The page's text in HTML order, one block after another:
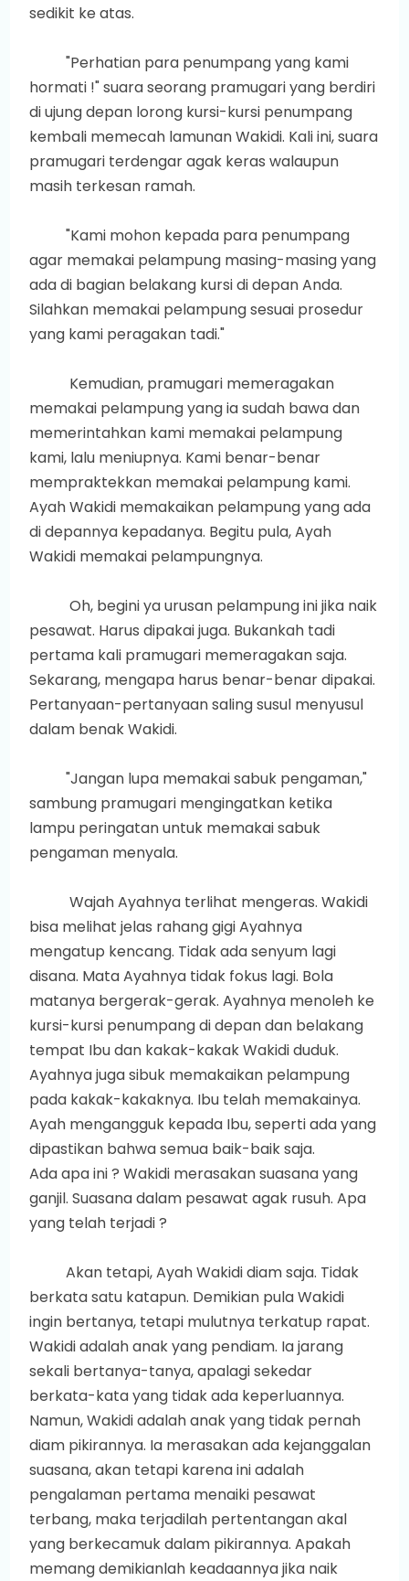
sedikit ke atas.
"Perhatian para penumpang yang kami
hormati !" suara seorang pramugari yang berdiri
di ujung depan lorong kursi-kursi penumpang
kembali memecah lamunan Wakidi. Kali ini, suara
pramugari terdengar agak keras walaupun
masih terkesan ramah.
"Kami mohon kepada para penumpang
agar memakai pelampung masing-masing yang
ada di bagian belakang kursi di depan Anda.
Silahkan memakai pelampung sesuai prosedur
yang kami peragakan tadi."
Kemudian, pramugari memeragakan
memakai pelampung yang ia sudah bawa dan
memerintahkan kami memakai pelampung
kami, lalu meniupnya. Kami benar-benar
mempraktekkan memakai pelampung kami.
Ayah Wakidi memakaikan pelampung yang ada
di depannya kepadanya. Begitu pula, Ayah
Wakidi memakai pelampungnya.
Oh, begini ya urusan pelampung ini jika naik
pesawat. Harus dipakai juga. Bukankah tadi
pertama kali pramugari memeragakan saja.
Sekarang, mengapa harus benar-benar dipakai.
Pertanyaan-pertanyaan saling susul menyusul
dalam benak Wakidi.
"Jangan lupa memakai sabuk pengaman,"
sambung pramugari mengingatkan ketika
lampu peringatan untuk memakai sabuk
pengaman menyala.
Wajah Ayahnya terlihat mengeras. Wakidi
bisa melihat jelas rahang gigi Ayahnya
mengatup kencang. Tidak ada senyum lagi
disana. Mata Ayahnya tidak fokus lagi. Bola
matanya bergerak-gerak. Ayahnya menoleh ke
kursi-kursi penumpang di depan dan belakang
tempat Ibu dan kakak-kakak Wakidi duduk.
Ayahnya juga sibuk memakaikan pelampung
pada kakak-kakaknya. Ibu telah memakainya.
Ayah mengangguk kepada Ibu, seperti ada yang
dipastikan bahwa semua baik-baik saja.
Ada apa ini ? Wakidi merasakan suasana yang
ganjil. Suasana dalam pesawat agak rusuh. Apa
yang telah terjadi ?
Akan tetapi, Ayah Wakidi diam saja. Tidak
berkata satu katapun. Demikian pula Wakidi
ingin bertanya, tetapi mulutnya terkatup rapat.
Wakidi adalah anak yang pendiam. Ia jarang
sekali bertanya-tanya, apalagi sekedar
berkata-kata yang tidak ada keperluannya.
Namun, Wakidi adalah anak yang tidak pernah
diam pikirannya. Ia merasakan ada kejanggalan
suasana, akan tetapi karena ini adalah
pengalaman pertama menaiki pesawat
terbang, maka terjadilah pertentangan akal
yang berkecamuk dalam pikirannya. Apakah
memang demikianlah keadaannya jika naik